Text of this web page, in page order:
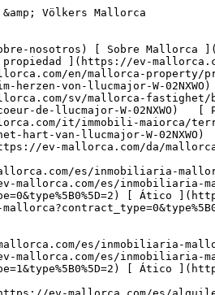
propiedades-comerciales) [ Agricultura y bosques ](https://ev-mallorca.com/es/propiedades-comerciales?type%5B0%5D=6) [ Hotel ](https://ev-mallorca.com/es/propiedades-comerciales?type%5B0%5D=7) [ Industria ](https://ev-mallorca.com/es/propiedades-comerciales?type%5B0%5D=8) [ Inversión ](https://ev-mallorca.com/es/propiedades-comerciales?type%5B0%5D=9) [ Gastronomía ](https://ev-mallorca.com/es/propiedades-comerciales?type%5B0%5D=10) [ Solares ](https://ev-mallorca.com/es/propiedades-comerciales?type%5B0%5D=11) [ Oficina ](https://ev-mallorca.com/es/propiedades-comerciales?type%5B0%5D=12) [ Otros ](https://ev-mallorca.com/es/propiedades-comerciales?type%5B0%5D=13) [ Tienda ](https://ev-mallorca.com/es/propiedades-comerciales?type%5B0%5D=14) 

 [ Obra nueva ](https://ev-mallorca.com/es/obra-nueva-mallorca) 

     Español       [ English ](https://ev-mallorca.com/en/mallorca-property/prime-urban-plot-in-llucmajor-W-02NXWO)    [ Deutsch ](https://ev-mallorca.com/de/mallorca-immobilie/baugrundstuck-im-herzen-von-llucmajor-W-02NXWO)   [ Català ](https://ev-mallorca.com/ca/immoble-mallorca/parcella-urbana-al-cor-de-llucmajor-1-W-02NXWO)   [ Svenska ](https://ev-mallorca.com/sv/mallorca-fastighet/byggnadstomt-i-hjartat-av-llucmajor-W-02NXWO)   [ Français ](https://ev-mallorca.com/fr/bien-majorque/terrain-a-batir-au-coeur-de-llucmajor-W-02NXWO)   [ Polski ](https://ev-mallorca.com/pl/nieruchomosc-majorce/dzialka-budowlana-w-sercu-llucmajor-W-02NXWO)   [ Italiano ](https://ev-mallorca.com/it/immobili-maiorca/terreno-edificabile-nel-cuore-di-llucmajor-W-02NXWO)   [ Dutch ](https://ev-mallorca.com/nl/mallorca-eigendom/bouwperceel-in-het-hart-van-llucmajor-W-02NXWO)   [ Русский ](https://ev-mallorca.com/ru/nedvizhimost-mayorka/ucastok-pod-zastroiku-v-samom-centre-llukmaiora-W-02NXWO)   [ Dansk